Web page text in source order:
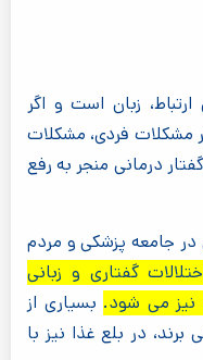
زبان است و اگر
مشکلات فردی، مشکلات
درمانی منجر به رفع
در جامعه پزشکی و مردم
گفتاری و زبانی
نیز می شود. بسیاری از
برند، در بلع غذا نیز با